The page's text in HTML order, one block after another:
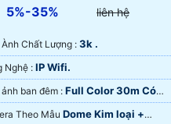
5%-35% liên hệ
Ành Chất Lượng : 3k .
🤖️ Công Nghệ : IP Wifi.
🔦 Hình ảnh ban đêm : Full Color 30m Có
Ðêm.Theo Mẫu Dome Kim loại +